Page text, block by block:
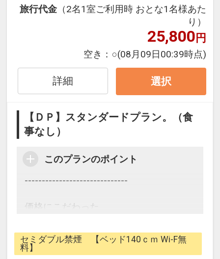
メ！◇
エレベーターにはカードキーによるセキ
ュリティーシステムを採用で安心！
24時～6時は正面エントランスを施錠、
ご宿泊者様のみカードキーで出入り可能
●ご宿泊者様専用ラウンジ(15時～24時)
3階ゲストラウンジでは挽きたての豆を
使用したコーヒーや紅茶を無料でご用
意！
チェックイン後やお休み前のホッとひと
テイクアウト用カップもご用意いたして
●こだわりの寝具
旅行代金 （2名1室ご利用時 おとな1名様あた
り）
25,800円
空き： ○(08月09日00:39時点)
詳細 選択
【ＤＰ】スタンダードプラン。（食
事なし）
このプランのポイント
------------------------------
価格にこだわった、
------------------------------
セミダブル禁煙 【ベッド140ｃｍ Wi-F無
料】